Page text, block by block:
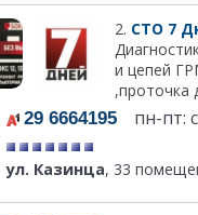
2. СТО 7
и цепей
,проточка
29 6664195 пн-пт: с
ул. Казинца, 33